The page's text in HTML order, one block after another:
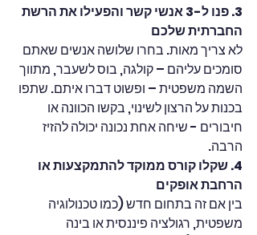
3. פנו ל-3 אנשי קשר והפעילו את הרשת
החברתית שלכם
לא צריך מאות. בחרו שלושה אנשים שאתם
סומכים עליהם – קולגה, בוס לשעבר, מתווך
השמה משפטית – ופשוט דברו איתם. שתפו
בכנות על הרצון לשינוי, בקשו הכוונה או
חיבורים - שיחה אחת נכונה יכולה להזיז
הרבה.
4. שקלו קורס ממוקד להתמקצעות או
הרחבת אופקים
בין אם זה בתחום חדש (כמו טכנולוגיה
משפטית, רגולציה פיננסית או בינה